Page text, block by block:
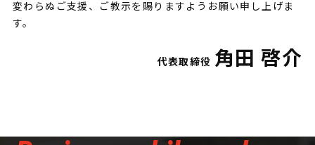
変わらぬご支援、ご教示を賜りますようお願い申し上げま
す。
代表取締役 角田 啓介